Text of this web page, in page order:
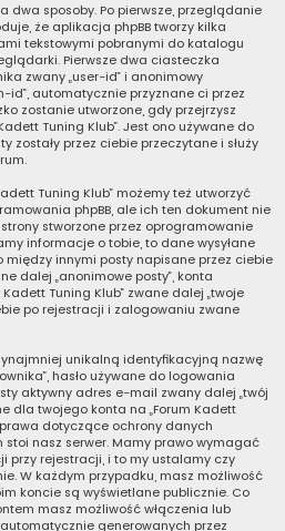
dwa sposoby. Po pierwsze, przeglądanie
że aplikacja phpBB tworzy kilka
tekstowymi pobranymi do katalogu
Pierwsze dwa ciasteczka
zwany „user-id” i anonimowy
id”, automatycznie przyznane ci przez
zostanie utworzone, gdy przejrzysz
Tuning Klub”. Jest ono używane do
zostały przez ciebie przeczytane i służy
Tuning Klub” możemy też utworzyć
phpBB, ale ich ten dokument nie
stworzone przez oprogramowanie
informacje o tobie, to dane wysyłane
między innymi posty napisane przez ciebie
dalej „anonimowe posty”, konta
Tuning Klub” zwane dalej „twoje
po rejestracji i zalogowaniu zwane
unikalną identyfikacyjną nazwę
hasło używane do logowania
aktywny adres e-mail zwany dalej „twój
dla twojego konta na „Forum Kadett
dotyczące ochrony danych
stoi nasz serwer. Mamy prawo wymagać
rejestracji, i to my ustalamy czy
W każdym przypadku, masz możliwość
koncie są wyświetlane publicznie. Co
masz możliwość włączenia lub
generowanych przez